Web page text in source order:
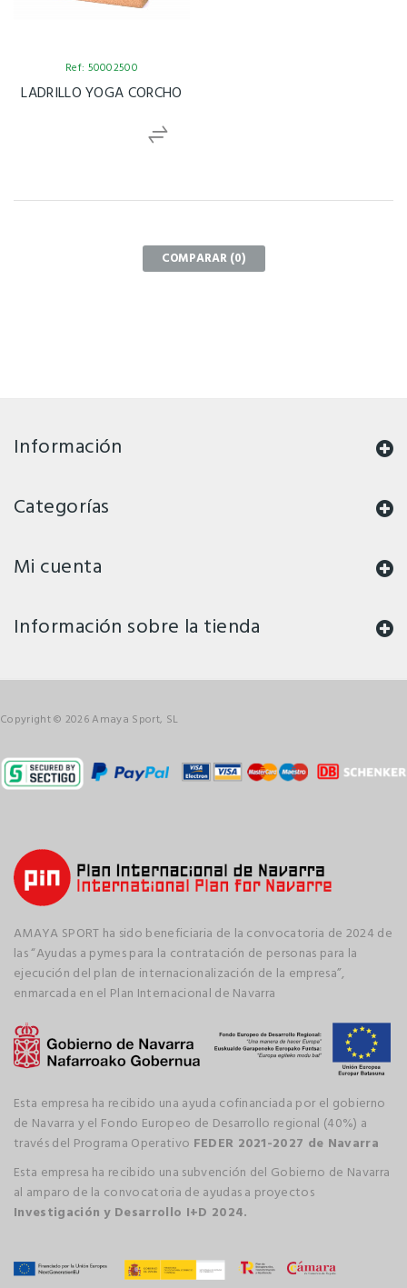
Ref: 50002500
LADRILLO YOGA CORCHO
COMPARAR (0)
Información
Categorías
Mi cuenta
Información sobre la tienda
Copyright © 2026 Amaya Sport, SL
AMAYA SPORT ha sido beneficiaria de la convocatoria de 2024 de
las “Ayudas a pymes para la contratación de personas para la
ejecución del plan de internacionalización de la empresa”,
enmarcada en el Plan Internacional de Navarra
Esta empresa ha recibido una ayuda cofinanciada por el gobierno
de Navarra y el Fondo Europeo de Desarrollo regional (40%) a
través del Programa Operativo FEDER 2021-2027 de Navarra
Esta empresa ha recibido una subvención del Gobierno de Navarra
al amparo de la convocatoria de ayudas a proyectos
Investigación y Desarrollo I+D 2024.